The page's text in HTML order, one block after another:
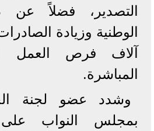
التصدير، فضلاً عن
الوطنية وزيادة
آلاف فرص العمل
المباشرة.
وشدد عضو لجنة
بمجلس النواب